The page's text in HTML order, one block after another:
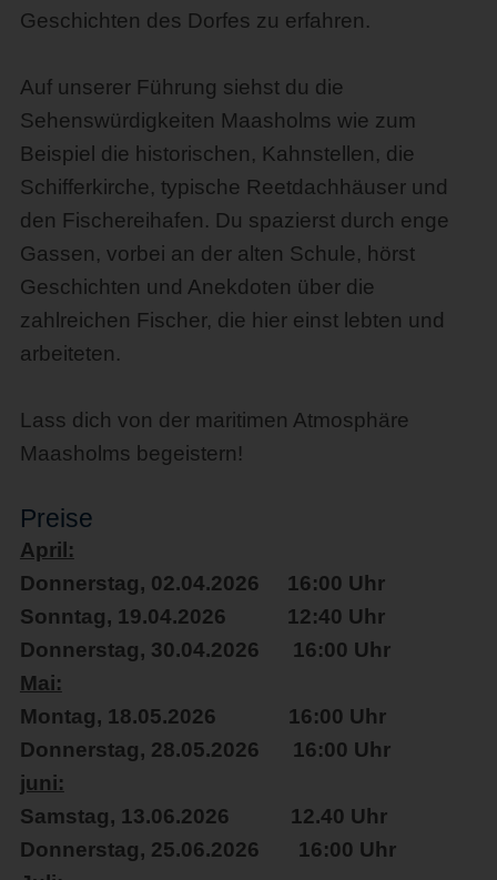
Geschichten des Dorfes zu erfahren.
Auf unserer Führung siehst du die
Sehenswürdigkeiten Maasholms wie zum
Beispiel die historischen, Kahnstellen, die
Schifferkirche, typische Reetdachhäuser und
den Fischereihafen. Du spazierst durch enge
Gassen, vorbei an der alten Schule, hörst
Geschichten und Anekdoten über die
zahlreichen Fischer, die hier einst lebten und
arbeiteten.
Lass dich von der maritimen Atmosphäre
Maasholms begeistern!
Preise
April:
Donnerstag, 02.04.2026 16:00 Uhr
Sonntag, 19.04.2026 12:40 Uhr
Donnerstag, 30.04.2026 16:00 Uhr
Mai:
Montag, 18.05.2026 16:00 Uhr
Donnerstag, 28.05.2026 16:00 Uhr
juni:
Samstag, 13.06.2026 12.40 Uhr
Donnerstag, 25.06.2026 16:00 Uhr